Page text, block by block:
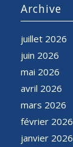
Archive
juillet 2026
juin 2026
mai 2026
avril 2026
mars 2026
février 2026
janvier 2026